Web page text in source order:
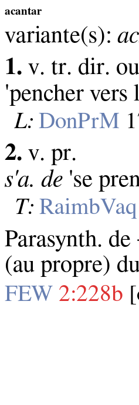
acantar
variante(s):
1. v. tr. dir.
'pencher vers
L: DonPrM
2. v. pr.
s'a. de 'se
T: RaimbVaq
Parasynth.
(au propre)
FEW 2:228b